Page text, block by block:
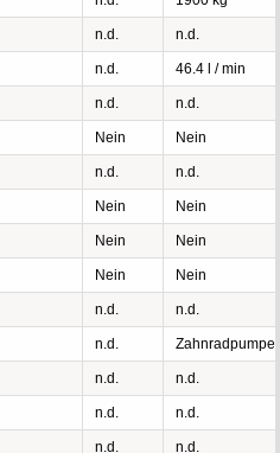
n.d. n.d.
n.d. 46.4 l / min
n.d. n.d.
Nein Nein
n.d. n.d.
Nein Nein
Nein Nein
Nein Nein
n.d. n.d.
n.d. Zahnradpumpe
n.d. n.d.
n.d. n.d.
n.d. n.d.